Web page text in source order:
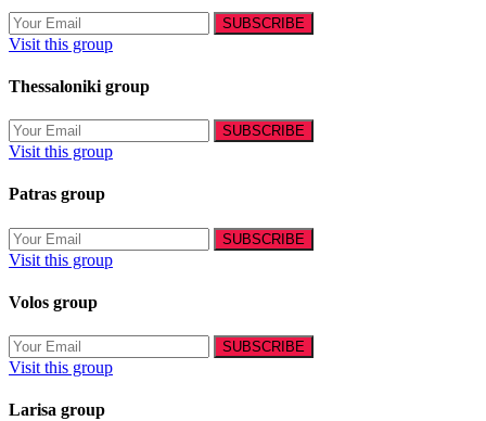
Visit this group
Thessaloniki group
Visit this group
Patras group
Visit this group
Volos group
Visit this group
Larisa group